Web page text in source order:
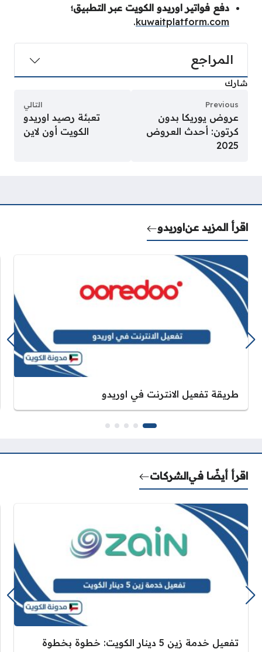
دفع فواتير اوريدو الكويت عبر التطبيق؛
kuwaitplatform.com
.
المراجع
شارك
Previous
عروض يوريكا بدون
كرتون: أحدث العروض
2025
التالي
تعبئة رصيد اوريدو
الكويت أون لاين
اقرأ المزيد عناوريدو
طريقة تفعيل الانترنت في اوريدو
اقرأ أيضًا فيالشركات
تفعيل خدمة زين 5 دينار الكويت: خطوة بخطوة